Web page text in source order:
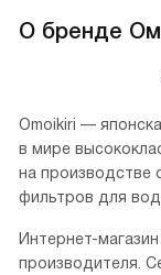
О бренде
Omoikiri —
в мире
на производстве
фильтров для
Интернет-
производителя.